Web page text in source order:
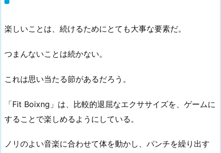
楽しいことは、続けるためにとても大事な要素だ。
つまんないことは続かない。
これは思い当たる節があるだろう。
「Fit Boixng」は、比較的退屈なエクササイズを、ゲームに
することで楽しめるようにしている。
ノリのよい音楽に合わせて体を動かし、パンチを繰り出す